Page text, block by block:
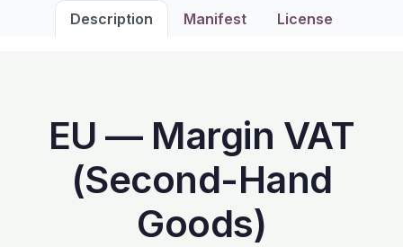
Description Manifest License
EU — Margin VAT
(Second-Hand
Goods)